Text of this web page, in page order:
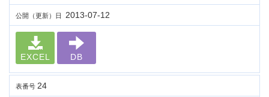
公開（更新）日 2013-07-12
EXCEL DB
表番号 24